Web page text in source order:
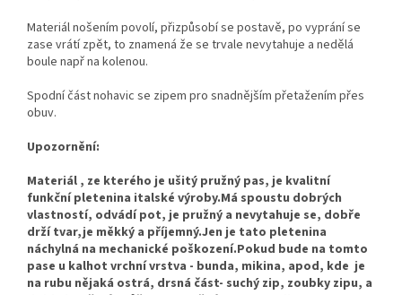
Materiál nošením povolí, přizpůsobí se postavě, po vyprání se
zase vrátí zpět, to znamená že se trvale nevytahuje a nedělá
boule např na kolenou.
Spodní část nohavic se zipem pro snadnějším přetažením přes
obuv.
Upozornění:
Materiál , ze kterého je ušitý pružný pas, je kvalitní
funkční pletenina italské výroby.Má spoustu dobrých
vlastností, odvádí pot, je pružný a nevytahuje se, dobře
drží tvar,je měkký a příjemný.Jen je tato pletenina
náchylná na mechanické poškození.Pokud bude na tomto
pase u kalhot vrchní vrstva - bunda, mikina, apod, kde je
na rubu nějaká ostrá, drsná část- suchý zip, zoubky zipu, a